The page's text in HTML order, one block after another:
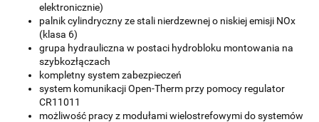
elektronicznie)
palnik cylindryczny ze stali nierdzewnej o niskiej emisji NOx
(klasa 6)
grupa hydrauliczna w postaci hydrobloku montowania na
szybkozłączach
kompletny system zabezpieczeń
system komunikacji Open-Therm przy pomocy regulator
CR11011
możliwość pracy z modułami wielostrefowymi do systemów